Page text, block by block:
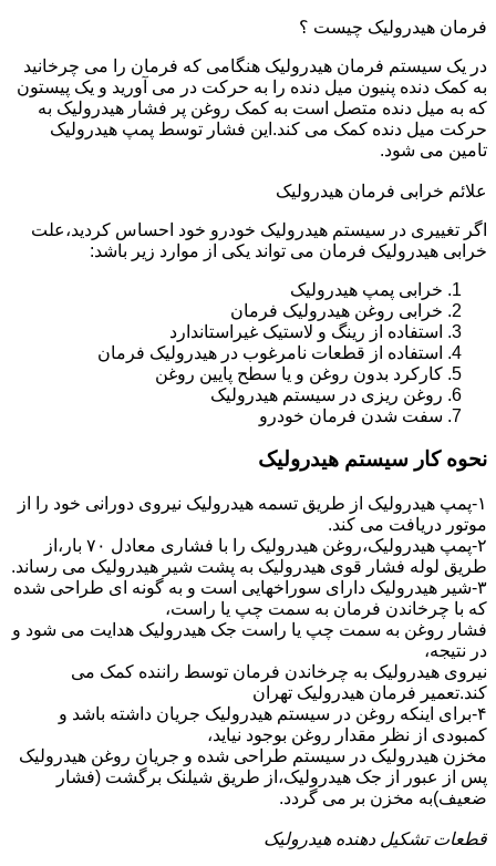
فرمان هیدرولیک چیست ؟
در یک سیستم فرمان هیدرولیک هنگامی که فرمان را می چرخانید
به کمک دنده پنیون میل دنده را به حرکت در می آورید و یک پیستون
که به میل دنده متصل است به کمک روغن پر فشار هیدرولیک به
حرکت میل دنده کمک می کند.این فشار توسط پمپ هیدرولیک
تامین می شود.
علائم خرابی فرمان هیدرولیک
اگر تغییری در سیستم هیدرولیک خودرو خود احساس کردید،علت
خرابی هیدرولیک فرمان می تواند یکی از موارد زیر باشد:
خرابی پمپ هیدرولیک
خرابی روغن هیدرولیک فرمان
استفاده از رینگ و لاستیک غیراستاندارد
استفاده از قطعات نامرغوب در هیدرولیک فرمان
کارکرد بدون روغن و یا سطح پایین روغن
روغن ریزی در سیستم هیدرولیک
سفت شدن فرمان خودرو
نحوه کار سیستم هیدرولیک
۱-پمپ هیدرولیک از طریق تسمه هیدرولیک نیروی دورانی خود را از
موتور دریافت می کند.
۲-پمپ هیدرولیک،روغن هیدرولیک را با فشاری معادل ۷۰ بار،از
طریق لوله فشار قوی هیدرولیک به پشت شیر هیدرولیک می رساند.
۳-شیر هیدرولیک دارای سوراخهایی است و به گونه ای طراحی شده
که با چرخاندن فرمان به سمت چپ یا راست،
فشار روغن به سمت چپ یا راست جک هیدرولیک هدایت می شود و
در نتیجه،
نیروی هیدرولیک به چرخاندن فرمان توسط راننده کمک می
کند.تعمیر فرمان هیدرولیک تهران
۴-برای اینکه روغن در سیستم هیدرولیک جریان داشته باشد و
کمبودی از نظر مقدار روغن بوجود نیاید،
مخزن هیدرولیک در سیستم طراحی شده و جریان روغن هیدرولیک
پس از عبور از جک هیدرولیک،از طریق شیلنک برگشت (فشار
ضعیف)به مخزن بر می گردد.
قطعات تشکیل دهنده هیدرولیک